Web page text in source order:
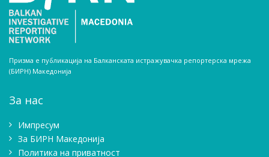
Призма е публикација на Балканската истражувачка репортерска мрежа
(БИРН) Македонија
За нас
Импресум
Зa БИРН Македонија
Политика на приватност